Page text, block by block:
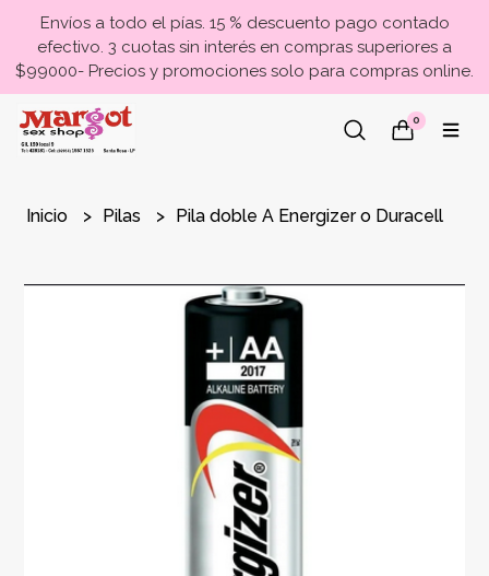
Envíos a todo el pías. 15 % descuento pago contado
efectivo. 3 cuotas sin interés en compras superiores a
$99000- Precios y promociones solo para compras online.
0
Inicio Pilas Pila doble A Energizer o Duracell